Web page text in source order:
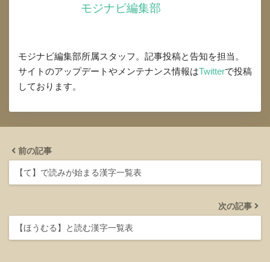
モジナビ編集部
モジナビ編集部所属スタッフ。記事投稿と告知を担当。
サイトのアップデートやメンテナンス情報はTwitterで投稿
しております。
前の記事
【て】で読みが始まる漢字一覧表
次の記事
【ほうむる】と読む漢字一覧表